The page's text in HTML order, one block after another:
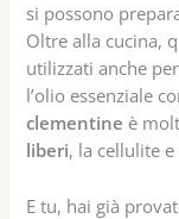
si possono
Oltre alla cucina,
utilizzati anche
l’olio essenziale
clementine è
liberi, la cellulite e
E tu, hai già